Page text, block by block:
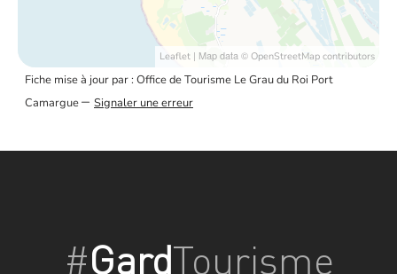
Leaflet | Map data © OpenStreetMap contributors
Fiche mise à jour par : Office de Tourisme Le Grau du Roi Port
Camargue– Signaler une erreur
#GardTourisme